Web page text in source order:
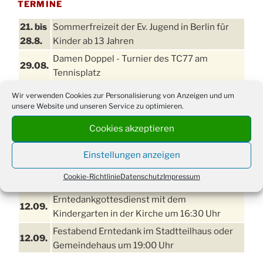
Wir verwenden Cookies zur Personalisierung von Anzeigen und um
unsere Website und unseren Service zu optimieren.
Cookies akzeptieren
Einstellungen anzeigen
Cookie-RichtlinieDatenschutzImpressum
TERMINE
21. bis
28.8.
Sommerfreizeit der Ev. Jugend in Berlin für
Kinder ab 13 Jahren
29.08.
Damen Doppel - Turnier des TC77 am
Tennisplatz
03.09.
Einschulungsgottesdienst in der Kirche um
09:00 Uhr
Erntefest in Drabenderhöhe
11.09.
Disco für Jung und Junggebliebene
(Ernteverein) im Stadtteilhaus oder
Gemeindehaus um 20:00 Uhr
12.09.
Erntedankgottesdienst mit dem
Kindergarten in der Kirche um 16:30 Uhr
12.09.
Festabend Erntedank im Stadtteilhaus oder
Gemeindehaus um 19:00 Uhr